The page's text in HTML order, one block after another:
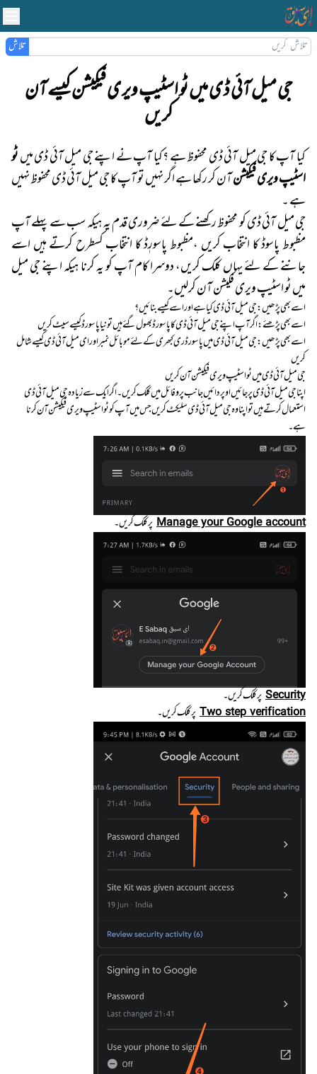
تلاش
جی میل آئی ڈی میں ٹو اسٹیپ ویری فیکیشن کیسے آن
کریں
کیا آپ کا جی میل آئی ڈی محفوظ ہے ؟کیا آپ نے اپنےجی میل آئی ڈیمیںٹو
اسٹیپ ویری فیکیشنآن کر رکھا ہے اگر نہیں تو آپ کا جی میل آئی ڈی محفوظ نہیں
ہے ۔
جی میل آئی ڈی کو محفوظ رکھنے کے لئے ضروری قدم یہ ہیکہ سب سے پہلے آپ
مظبوط پاسوڈ کا انتخاب کریں ،مظبوط پاسورٖڈ کا انتخاب کسطرح کرتے ہیں اسے
جاننے کے لئے یہاں کلک کریں، دوسرا کام آپ کو یہ کرنا ہیکہ اپنے جی میل
میں ٹو اسٹیپ ویری فکیشن آن کرلیں۔
اسے بھی پڑھیں: جی میل آئی ڈی کیا ہےاور اسے کیسے بنائیں ؟
اسے بھی پڑھئے: اگر آپ اپنے جی میل آئی ڈی کا پاسورڈ بھول گئے ہیں تو نیا پاسورڈ کیسے سیٹ کریں
اسے بھی پڑھیں: جی میل آئی ڈی میں پاسورڈ ری کبھری کے لئے موبائل نمبر اور ای میل آئی ڈی کیسے شامل
کریں
جی میل آئی ڈی میں ٹو اسٹیپ ویری فیکیشن آن کریں
اپنا جی میل آئی ڈی پر جائیں اوپر دائیں جانب پروفائل میں کلک کریں۔ اگر ایک سے زیادہ جی میل آئی ڈی
استعمال کرتے ہیں تو اپنا وہ جی میل آئی ڈی سلیکٹ کریں جس میں آپ کو ٹو اسٹیپ ویری فیکیشن آن کرنا
ہے۔
Manage your Google accountپر کلک کریں۔
Securityپر کلک کریں۔
Two step verificationپر کلک کریں ۔